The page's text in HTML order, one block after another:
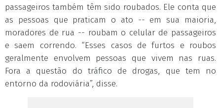
passageiros também têm sido roubados. Ele conta que
as pessoas que praticam o ato -- em sua maioria,
moradores de rua -- roubam o celular de passageiros
e saem correndo. “Esses casos de furtos e roubos
geralmente envolvem pessoas que vivem nas ruas.
Fora a questão do tráfico de drogas, que tem no
entorno da rodoviária”, disse.